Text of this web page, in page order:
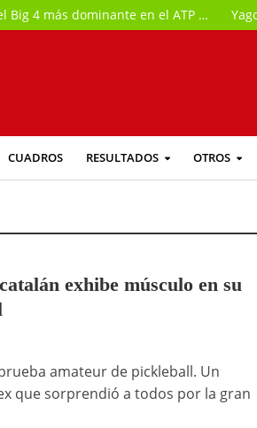
Rafael Nadal, el miembro del Big 4 más dominante en el ATP de Canadá
CUADROS RESULTADOS OTROS
exhibe músculo en su
amateur de pickleball. Un
que sorprendió a todos por la gran